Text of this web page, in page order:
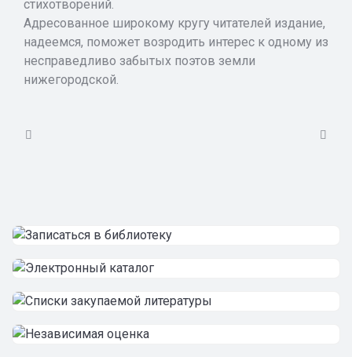
стихотворений.
Адресованное широкому кругу читателей издание,
надеемся, поможет возродить интерес к одному из
несправедливо забытых поэтов земли
нижегородской.